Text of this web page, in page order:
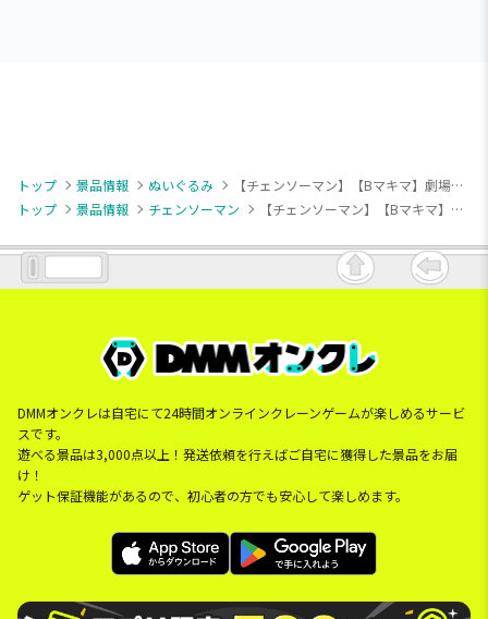
トップ 景品情報 ぬいぐるみ
【チェンソーマン】【Bマキマ】劇場版『チェンソーマン レゼ篇』 寝そべりぬいぐるみ
トップ
景品情報 チェンソーマン 【チェンソーマン】【Bマキマ】劇場版『チェンソーマン レゼ篇』 寝そべりぬいぐるみ
DMMオンクレは自宅にて24時間オンラインクレーンゲームが楽しめるサービ
スです。
遊べる景品は3,000点以上！発送依頼を行えばご自宅に獲得した景品をお届
け！
ゲット保証機能があるので、初心者の方でも安心して楽しめます。